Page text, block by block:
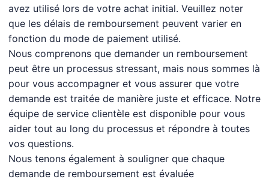
avez utilisé lors de votre achat initial. Veuillez noter
que les délais de remboursement peuvent varier en
fonction du mode de paiement utilisé.
Nous comprenons que demander un remboursement
peut être un processus stressant, mais nous sommes là
pour vous accompagner et vous assurer que votre
demande est traitée de manière juste et efficace. Notre
équipe de service clientèle est disponible pour vous
aider tout au long du processus et répondre à toutes
vos questions.
Nous tenons également à souligner que chaque
demande de remboursement est évaluée